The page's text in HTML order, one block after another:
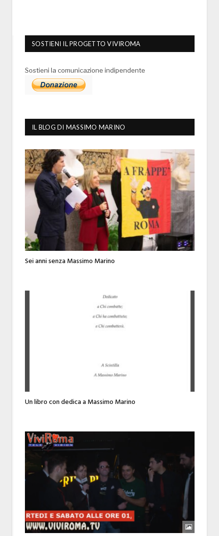
SOSTIENI IL PROGETTO VIVIROMA
Sostieni la comunicazione indipendente
IL BLOG DI MASSIMO MARINO
Sei anni senza Massimo Marino
Un libro con dedica a Massimo Marino